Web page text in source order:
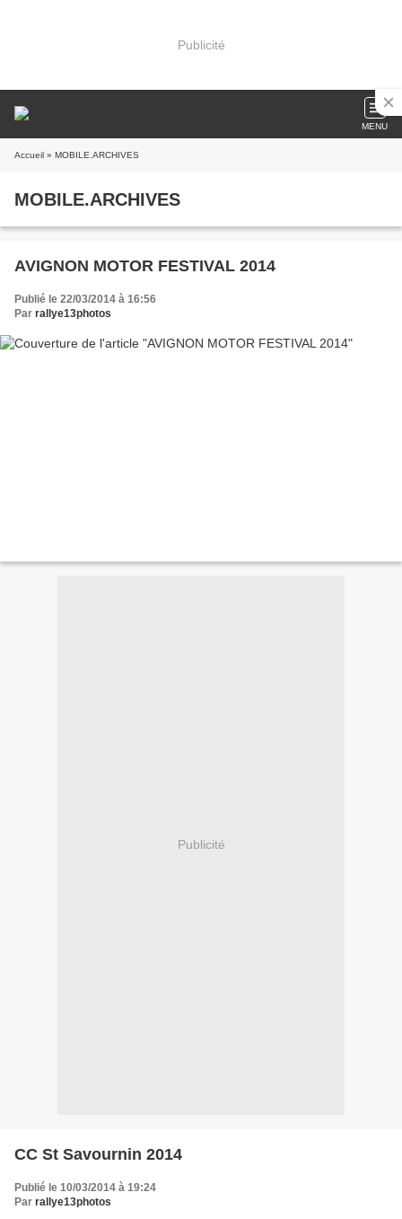
Publicité
MENU
Accueil » MOBILE.ARCHIVES
MOBILE.ARCHIVES
AVIGNON MOTOR FESTIVAL 2014
Publié le 22/03/2014 à 16:56
Par rallye13photos
Publicité
CC St Savournin 2014
Publié le 10/03/2014 à 19:24
Par rallye13photos